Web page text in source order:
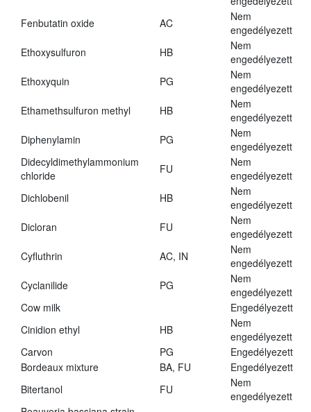
Fenbutatin oxide
AC
Nem
engedélyezett
Ethoxysulfuron
HB
Nem
engedélyezett
Ethoxyquin
PG
Nem
engedélyezett
Ethamethsulfuron methyl
HB
Nem
engedélyezett
Diphenylamin
PG
Nem
engedélyezett
Didecyldimethylammonium
chloride
FU
Nem
engedélyezett
Dichlobenil
HB
Nem
engedélyezett
Dicloran
FU
Nem
engedélyezett
Cyfluthrin
AC, IN
Nem
engedélyezett
Cyclanilide
PG
Nem
engedélyezett
Cow milk
Engedélyezett
Cinidion ethyl
HB
Nem
engedélyezett
Carvon
PG
Engedélyezett
Bordeaux mixture
BA, FU
Engedélyezett
Bitertanol
FU
Nem
engedélyezett